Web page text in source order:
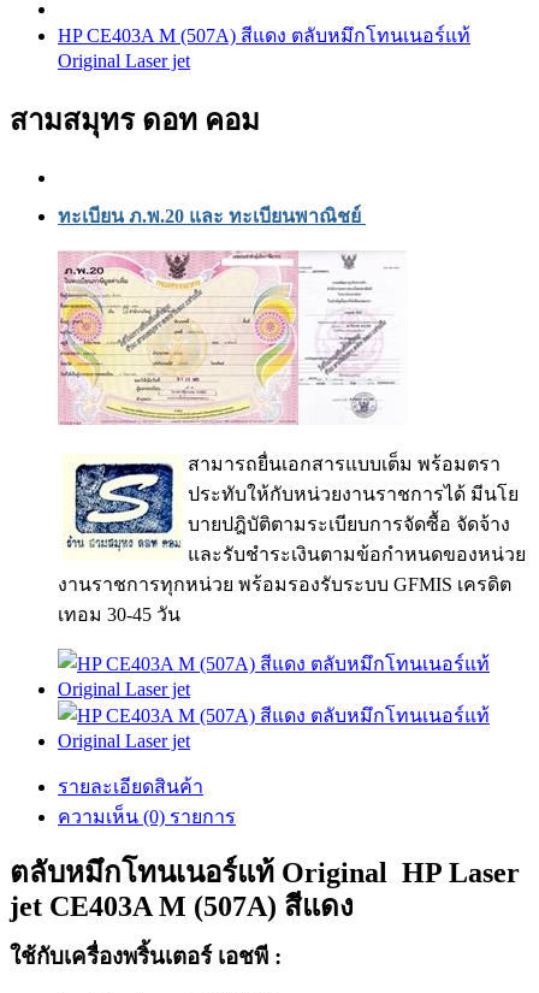
HP CE403A M (507A) สีแดง ตลับหมึกโทนเนอร์แท้
Original Laser jet
สามสมุทร ดอท คอม
ทะเบียน ภ.พ.20 และ ทะเบียนพาณิชย์
สามารถยื่นเอกสารแบบเต็ม พร้อมตรา
ประทับให้กับหน่วยงานราชการได้ มีนโย
บายปฎิบัติตามระเบียบการจัดซื้อ จัดจ้าง
และรับชำระเงินตามข้อกำหนดของหน่วย
งานราชการทุกหน่วย พร้อมรองรับระบบ GFMIS เครดิต
เทอม 30-45 วัน
รายละเอียดสินค้า
ความเห็น (0) รายการ
ตลับหมึกโทนเนอร์แท้ Original HP Laser
jet CE403A M (507A) สีแดง
ใช้กับเครื่องพริ้นเตอร์ เอชพี :